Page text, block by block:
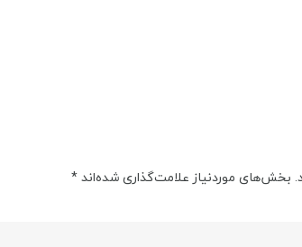
بخش‌های موردنیاز علامت‌گذاری شده‌اند*